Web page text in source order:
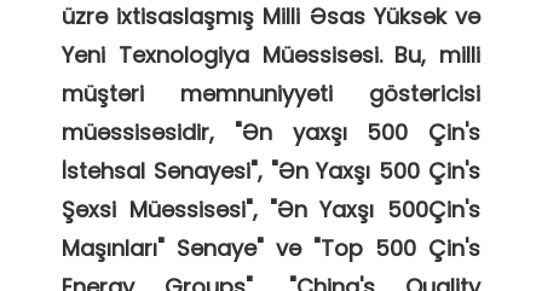
üzrə ixtisaslaşmış Milli Əsas Yüksək və
Yeni Texnologiya Müəssisəsi. Bu, milli
müştəri məmnuniyyəti göstəricisi
müəssisəsidir, "Ən yaxşı 500 Çin's
İstehsal Sənayesi", "Ən Yaxşı 500 Çin's
Şəxsi Müəssisəsi", "Ən Yaxşı 500Çin's
Maşınları" Sənaye" və "Top 500 Çin's